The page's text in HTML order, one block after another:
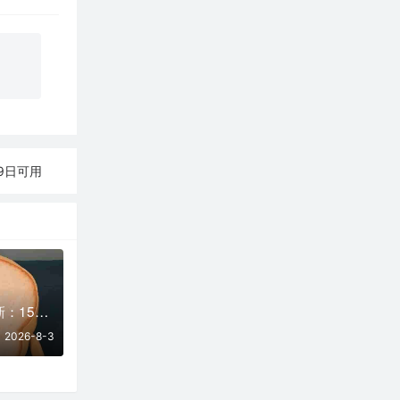
日可用
2026年8月3日更新：15条SSR/V2Ray/Clash可用免费节点
2026-8-3